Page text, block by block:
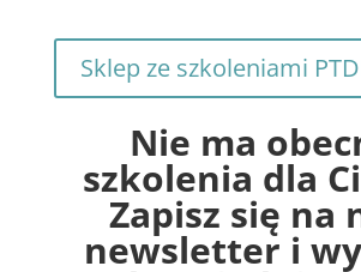
Sklep ze szkoleniami
Nie ma
szkolenia dla
Zapisz się na
newsletter i